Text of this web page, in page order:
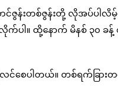
တင်ဇွန်းတစ်ဇွန်းတို့ လိုအပ်ပါလိ
က်ပါ။ ထို့နောက် မိနစ် ၃၀ ခန့်
င်စေပါတယ်။ တစ်ရက်ခြားတ